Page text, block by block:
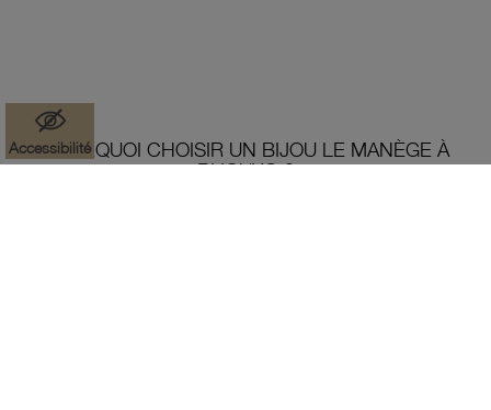
POURQUOI CHOISIR UN BIJOU LE MANÈGE À
BIJOUX® ?
Accessibilité